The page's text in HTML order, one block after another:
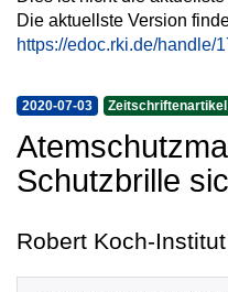
Die aktuellste Version
https://edoc.rki.de/handle/
2020-07-03 Zeitschriftenartikel
Schutzbrille
Robert Koch-Institut